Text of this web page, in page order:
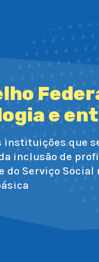
e
instituições que
inclusão de
do Serviço